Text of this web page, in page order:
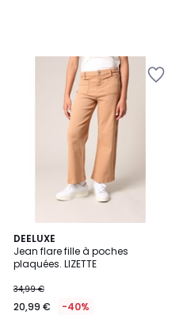
DEELUXE
Jean flare fille à poches
plaquées. LIZETTE
34,99 €
20,99 € -40%
2
Couleurs